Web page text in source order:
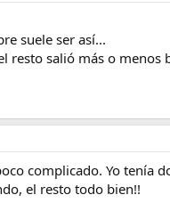
suele ser así...
salió más o menos
complicado. Yo tenía
el resto todo bien!!